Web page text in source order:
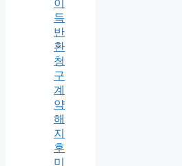
이
득
반
환
청
구
계
약
해
지
후
미